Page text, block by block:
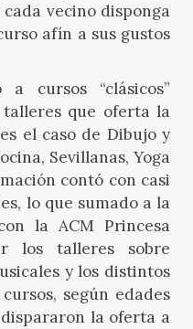
vecino disponga
afín a sus gustos
cursos “clásicos”
que oferta la
el caso de Dibujo y
Sevillanas, Yoga
contó con casi
lo que sumado a la
la ACM Princesa
los talleres sobre
y los distintos
según edades
la oferta a